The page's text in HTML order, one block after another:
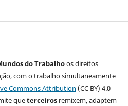
do Trabalhoos direitos
com o trabalho simultaneamente
Commons Attribution (CC BY) 4.0
queterceirosremixem, adaptem